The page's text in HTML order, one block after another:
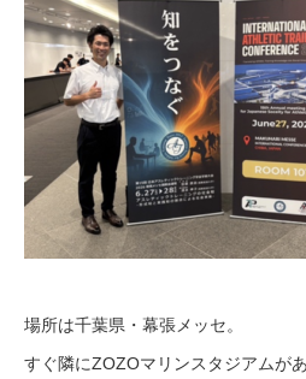
場所は千葉県・幕張メッセ。
すぐ隣にZOZOマリンスタジアムが